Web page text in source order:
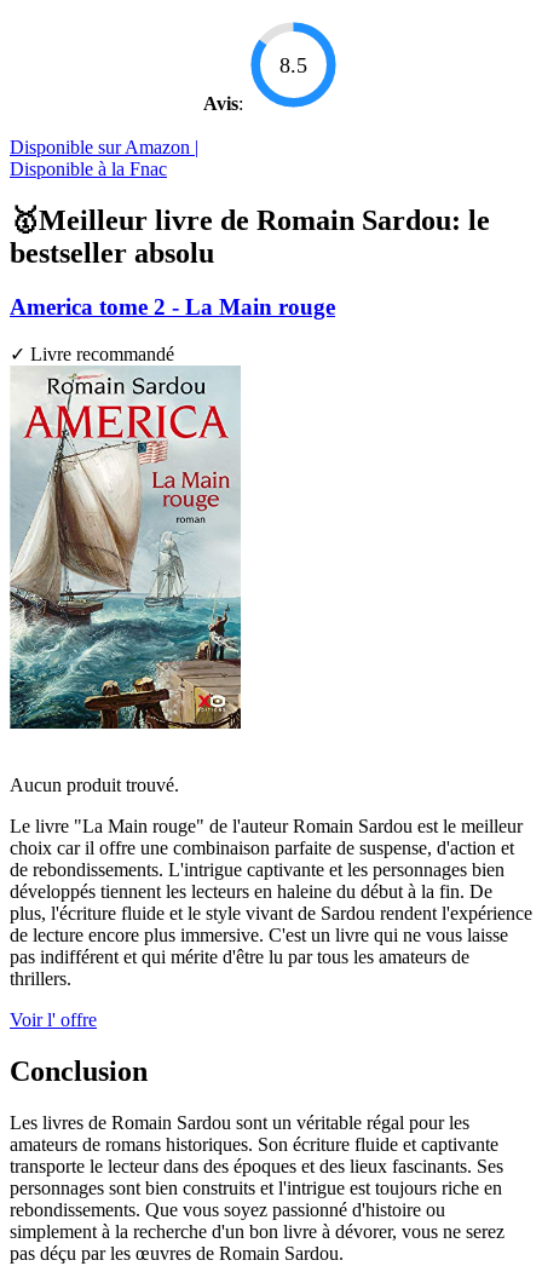
Avis:
8.5
Disponible sur Amazon |
Disponible à la Fnac
🥇Meilleur livre de Romain Sardou: le
bestseller absolu
America tome 2 - La Main rouge
✓ Livre recommandé
Aucun produit trouvé.
Le livre "La Main rouge" de l'auteur Romain Sardou est le meilleur
choix car il offre une combinaison parfaite de suspense, d'action et
de rebondissements. L'intrigue captivante et les personnages bien
développés tiennent les lecteurs en haleine du début à la fin. De
plus, l'écriture fluide et le style vivant de Sardou rendent l'expérience
de lecture encore plus immersive. C'est un livre qui ne vous laisse
pas indifférent et qui mérite d'être lu par tous les amateurs de
thrillers.
Voir l' offre
Conclusion
Les livres de Romain Sardou sont un véritable régal pour les
amateurs de romans historiques. Son écriture fluide et captivante
transporte le lecteur dans des époques et des lieux fascinants. Ses
personnages sont bien construits et l'intrigue est toujours riche en
rebondissements. Que vous soyez passionné d'histoire ou
simplement à la recherche d'un bon livre à dévorer, vous ne serez
pas déçu par les œuvres de Romain Sardou.